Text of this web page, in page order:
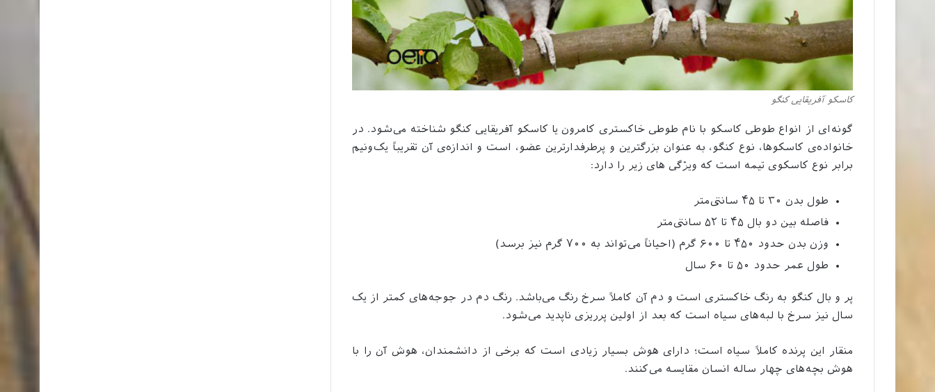
کاسکو آفریقایی کنگو
گونه‌ای از انواع طوطی کاسکو با نام طوطی خاکستری کامرون یا کاسکو آفریقایی کنگو شناخته می‌شود. در
خانواده‌ی کاسکوها، نوع کنگو، به عنوان بزرگترین و پرطرفدارترین عضو، است و اندازه‌ی آن تقریباً یک‌ونیم
برابر نوع کاسکوی تیمه است که ویژگی های زیر را دارد:
طول بدن ۳۰ تا ۴۵ سانتی‌متر
فاصله بین دو بال ۴۵ تا ۵۲ سانتی‌متر
وزن بدن حدود ۴۵۰ تا ۶۰۰ گرم (احیاناً می‌تواند به ۷۰۰ گرم نیز برسد)
طول عمر حدود ۵۰ تا ۶۰ سال
پر و بال کنگو به رنگ خاکستری است و دم آن کاملاً سرخ رنگ می‌باشد. رنگ دم در جوجه‌های کمتر از یک
سال نیز سرخ با لبه‌های سیاه است که بعد از اولین پر‌ریزی ناپدید می‌شود.
منقار این پرنده کاملاً سیاه است؛ دارای هوش بسیار زیادی است که برخی از دانشمندان، هوش آن را با
هوش بچه‌های چهار ساله انسان مقایسه می‌کنند.